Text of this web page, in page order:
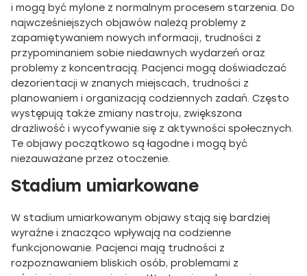
i mogą być mylone z normalnym procesem starzenia. Do
najwcześniejszych objawów należą problemy z
zapamiętywaniem nowych informacji, trudności z
przypominaniem sobie niedawnych wydarzeń oraz
problemy z koncentracją. Pacjenci mogą doświadczać
dezorientacji w znanych miejscach, trudności z
planowaniem i organizacją codziennych zadań. Często
występują także zmiany nastroju, zwiększona
drażliwość i wycofywanie się z aktywności społecznych.
Te objawy początkowo są łagodne i mogą być
niezauważane przez otoczenie.
Stadium umiarkowane
W stadium umiarkowanym objawy stają się bardziej
wyraźne i znacząco wpływają na codzienne
funkcjonowanie. Pacjenci mają trudności z
rozpoznawaniem bliskich osób, problemami z